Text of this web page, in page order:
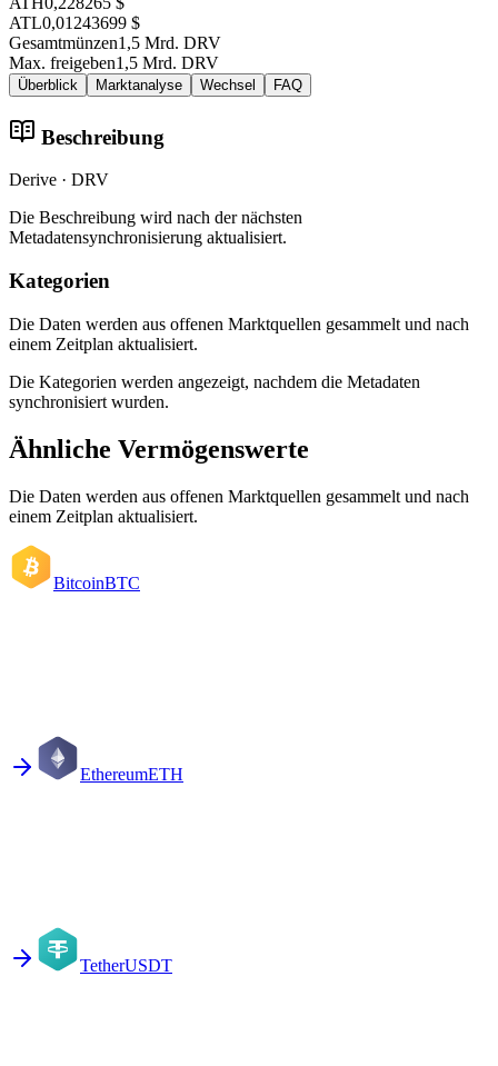
ATL0,01243699 $
Gesamtmünzen1,5 Mrd. DRV
Max. freigeben1,5 Mrd. DRV
Überblick Marktanalyse Wechsel FAQ
Beschreibung
Derive · DRV
Die Beschreibung wird nach der nächsten
Metadatensynchronisierung aktualisiert.
Kategorien
Die Daten werden aus offenen Marktquellen gesammelt und nach
einem Zeitplan aktualisiert.
Die Kategorien werden angezeigt, nachdem die Metadaten
synchronisiert wurden.
Ähnliche Vermögenswerte
Die Daten werden aus offenen Marktquellen gesammelt und nach
einem Zeitplan aktualisiert.
BitcoinBTC
EthereumETH
TetherUSDT